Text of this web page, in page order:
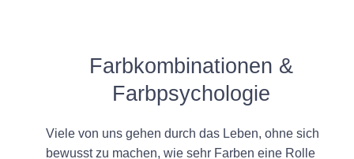
Farbkombinationen &
Farbpsychologie
Viele von uns gehen durch das Leben, ohne sich
bewusst zu machen, wie sehr Farben eine Rolle